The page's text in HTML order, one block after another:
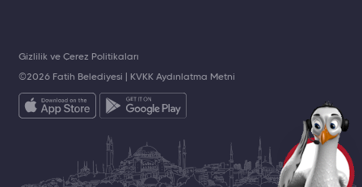
©2026 Fatih Belediyesi | KVKK Aydınlatma Metni
Gizlilik ve Çerez Politikaları